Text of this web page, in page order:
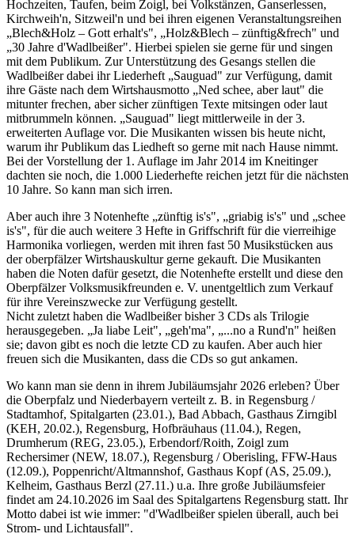
Hochzeiten, Taufen, beim Zoigl, bei Volkstänzen, Ganserlessen,
Kirchweih'n, Sitzweil'n und bei ihren eigenen Veranstaltungsreihen
„Blech&Holz – Gott erhalt's", „Holz&Blech – zünftig&frech" und
„30 Jahre d'Wadlbeißer". Hierbei spielen sie gerne für und singen
mit dem Publikum. Zur Unterstützung des Gesangs stellen die
Wadlbeißer dabei ihr Liederheft „Sauguad" zur Verfügung, damit
ihre Gäste nach dem Wirtshausmotto „Ned schee, aber laut" die
mitunter frechen, aber sicher zünftigen Texte mitsingen oder laut
mitbrummeln können. „Sauguad" liegt mittlerweile in der 3.
erweiterten Auflage vor. Die Musikanten wissen bis heute nicht,
warum ihr Publikum das Liedheft so gerne mit nach Hause nimmt.
Bei der Vorstellung der 1. Auflage im Jahr 2014 im Kneitinger
dachten sie noch, die 1.000 Liederhefte reichen jetzt für die nächsten
10 Jahre. So kann man sich irren.
Aber auch ihre 3 Notenhefte „zünftig is's", „griabig is's" und „schee
is's", für die auch weitere 3 Hefte in Griffschrift für die vierreihige
Harmonika vorliegen, werden mit ihren fast 50 Musikstücken aus
der oberpfälzer Wirtshauskultur gerne gekauft. Die Musikanten
haben die Noten dafür gesetzt, die Notenhefte erstellt und diese den
Oberpfälzer Volksmusikfreunden e. V. unentgeltlich zum Verkauf
für ihre Vereinszwecke zur Verfügung gestellt.
Nicht zuletzt haben die Wadlbeißer bisher 3 CDs als Trilogie
herausgegeben. „Ja liabe Leit", „geh'ma", „...no a Rund'n" heißen
sie; davon gibt es noch die letzte CD zu kaufen. Aber auch hier
freuen sich die Musikanten, dass die CDs so gut ankamen.
Wo kann man sie denn in ihrem Jubiläumsjahr 2026 erleben? Über
die Oberpfalz und Niederbayern verteilt z. B. in Regensburg /
Stadtamhof, Spitalgarten (23.01.), Bad Abbach, Gasthaus Zirngibl
(KEH, 20.02.), Regensburg, Hofbräuhaus (11.04.), Regen,
Drumherum (REG, 23.05.), Erbendorf/Roith, Zoigl zum
Rechersimer (NEW, 18.07.), Regensburg / Oberisling, FFW-Haus
(12.09.), Poppenricht/Altmannshof, Gasthaus Kopf (AS, 25.09.),
Kelheim, Gasthaus Berzl (27.11.) u.a. Ihre große Jubiläumsfeier
findet am 24.10.2026 im Saal des Spitalgartens Regensburg statt. Ihr
Motto dabei ist wie immer: "d'Wadlbeißer spielen überall, auch bei
Strom- und Lichtausfall".